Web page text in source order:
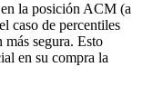
la posición ACM (a
caso de percentiles
más segura. Esto
en su compra la